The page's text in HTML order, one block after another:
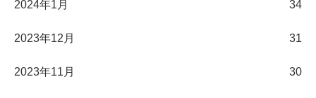
2024年1月 34
2023年12月 31
2023年11月 30